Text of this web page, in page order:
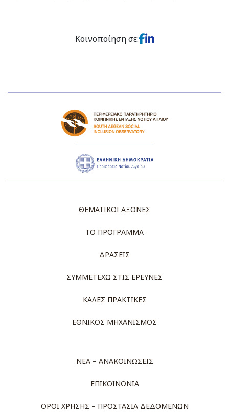
Κοινοποίηση σε:
ΘΕΜΑΤΙΚΟΙ ΑΞΟΝΕΣ
ΤΟ ΠΡΟΓΡΑΜΜΑ
ΔΡΑΣΕΙΣ
ΣΥΜΜΕΤΕΧΩ ΣΤΙΣ ΕΡΕΥΝΕΣ
ΚΑΛΕΣ ΠΡΑΚΤΙΚΕΣ
ΕΘΝΙΚΟΣ ΜΗΧΑΝΙΣΜΟΣ
ΝΕΑ – ΑΝΑΚΟΙΝΩΣΕΙΣ
ΕΠΙΚΟΙΝΩΝΙΑ
ΟΡΟΙ ΧΡΗΣΗΣ – ΠΡΟΣΤΑΣΙΑ ΔΕΔΟΜΕΝΩΝ